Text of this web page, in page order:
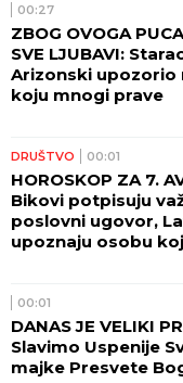
00:27
ZBOG OVOGA
SVE LJUBAVI:
Arizonski upozorio
koju mnogi prave
DRUŠTVO 00:01
HOROSKOP ZA 7.
Bikovi potpisuju
poslovni ugovor,
upoznaju osobu
00:01
DANAS JE VELIKI
Slavimo Uspenije
majke Presvete